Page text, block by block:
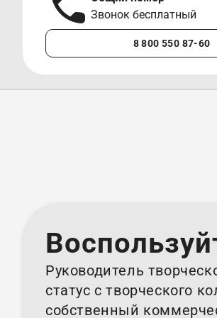
Звонок бесплатный
8 800 550 87-60
Руководитель
статус с творческого
собственный